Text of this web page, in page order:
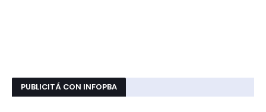
PUBLICITÁ CON INFOPBA